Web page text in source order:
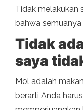
Tidak melakukan
bahwa semuanya
Tidak
saya
Mol adalah
berarti Anda